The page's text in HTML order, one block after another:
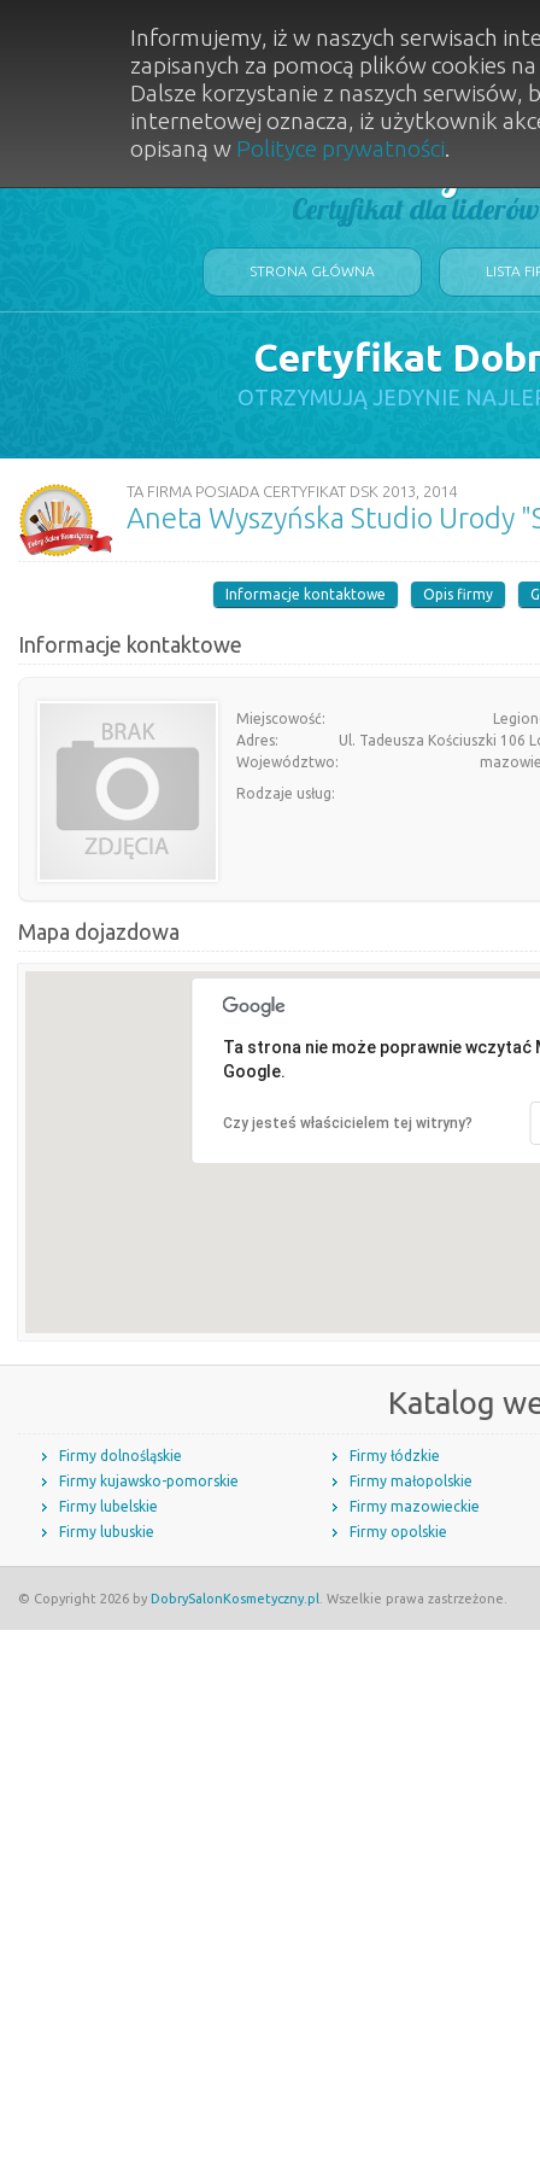
Dobry
Certyfikat dla
STRONA GŁÓWNA LISTA
Certyfikat
OTRZYMUJĄ JEDYNIE
TA FIRMA POSIADA CERTYFIKAT DSK 2013, 2014
Aneta Wyszyńska Studio Urody
Informacje kontaktowe Opis firmy
Informacje kontaktowe
Miejscowość:
Adres:
Ul. Tadeusza Kościuszki 106
Województwo:
Rodzaje usług:
Mapa dojazdowa
Ta strona nie może poprawnie wczytać
Google.
Czy jesteś właścicielem tej witryny?
Katalog
Firmy dolnośląskie
Firmy kujawsko-pomorskie
Firmy lubelskie
Firmy lubuskie
Firmy łódzkie
Firmy małopolskie
Firmy mazowieckie
Firmy opolskie
© Copyright 2026 by DobrySalonKosmetyczny.pl . Wszelkie prawa zastrzeżone.
Informujemy, iż w naszych serwisach
zapisanych za pomocą plików cookies
Dalsze korzystanie z naszych
internetowej oznacza, iż użytkownik
opisaną w Polityce prywatności.